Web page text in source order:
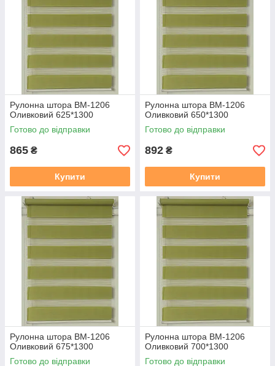
Рулонна штора ВМ-1206
Оливковий 625*1300
Готово до відправки
865 ₴
Купити
Рулонна штора ВМ-1206
Оливковий 650*1300
Готово до відправки
892 ₴
Купити
Рулонна штора ВМ-1206
Оливковий 675*1300
Готово до відправки
Рулонна штора ВМ-1206
Оливковий 700*1300
Готово до відправки